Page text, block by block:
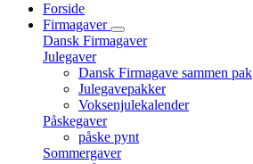
Forside
Firmagaver
Dansk Firmagaver
Julegaver
Dansk Firmagave sammen pak
Julegavepakker
Voksenjulekalender
Påskegaver
påske pynt
Sommergaver